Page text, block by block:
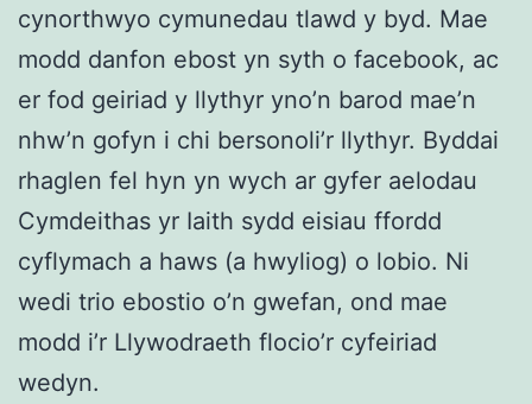
cynorthwyo cymunedau tlawd y byd. Mae
modd danfon ebost yn syth o facebook, ac
er fod geiriad y llythyr yno’n barod mae’n
nhw’n gofyn i chi bersonoli’r llythyr. Byddai
rhaglen fel hyn yn wych ar gyfer aelodau
Cymdeithas yr Iaith sydd eisiau ffordd
cyflymach a haws (a hwyliog) o lobio. Ni
wedi trio ebostio o’n gwefan, ond mae
modd i’r Llywodraeth flocio’r cyfeiriad
wedyn.